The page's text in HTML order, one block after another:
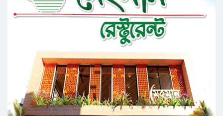
প্রতিষ্ঠার এক বছর: গবেষণা, অর্জন ও অঙ্গীকারে নতুন
দিগন্তে মেট্রোপলিটন ইউনিভার্সিটি রিসার্চ সোসাইটি
জেলা পরিষদের প্রশাসক আবুল কাহের চৌধুরী জুলাই
স্মৃতিস্তম্ভে শ্রদ্ধা নিবেদন
সিলেট মহানগর ছাত্রশিবিরের মিছিল সম্পন্ন
ধরিত্রী রক্ষায় আমরা’র উদ্যোগে সিলেটে বৃক্ষ রোপনের
কর্মসূচি পালন